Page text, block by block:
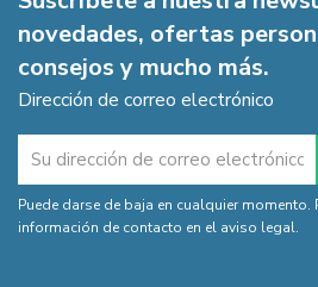
novedades, ofertas
consejos y mucho más.
Dirección de correo electrónico
Puede darse de baja en cualquier
información de contacto en el aviso legal.